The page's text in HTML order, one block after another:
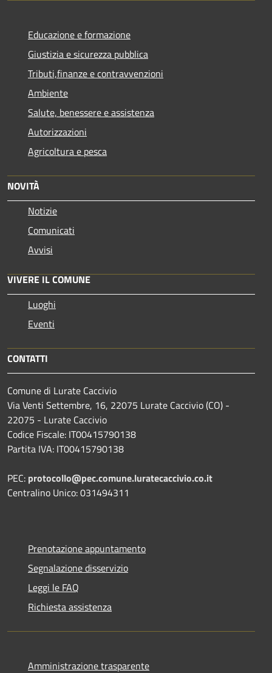
Educazione e formazione
Giustizia e sicurezza pubblica
Tributi,finanze e contravvenzioni
Ambiente
Salute, benessere e assistenza
Autorizzazioni
Agricoltura e pesca
NOVITÀ
Notizie
Comunicati
Avvisi
VIVERE IL COMUNE
Luoghi
Eventi
CONTATTI
Comune di Lurate Caccivio
Via Venti Settembre, 16, 22075 Lurate Caccivio (CO) -
22075 - Lurate Caccivio
Codice Fiscale: IT00415790138
Partita IVA: IT00415790138
PEC: protocollo@pec.comune.luratecaccivio.co.it
Centralino Unico: 031494311
Prenotazione appuntamento
Segnalazione disservizio
Leggi le FAQ
Richiesta assistenza
Amministrazione trasparente